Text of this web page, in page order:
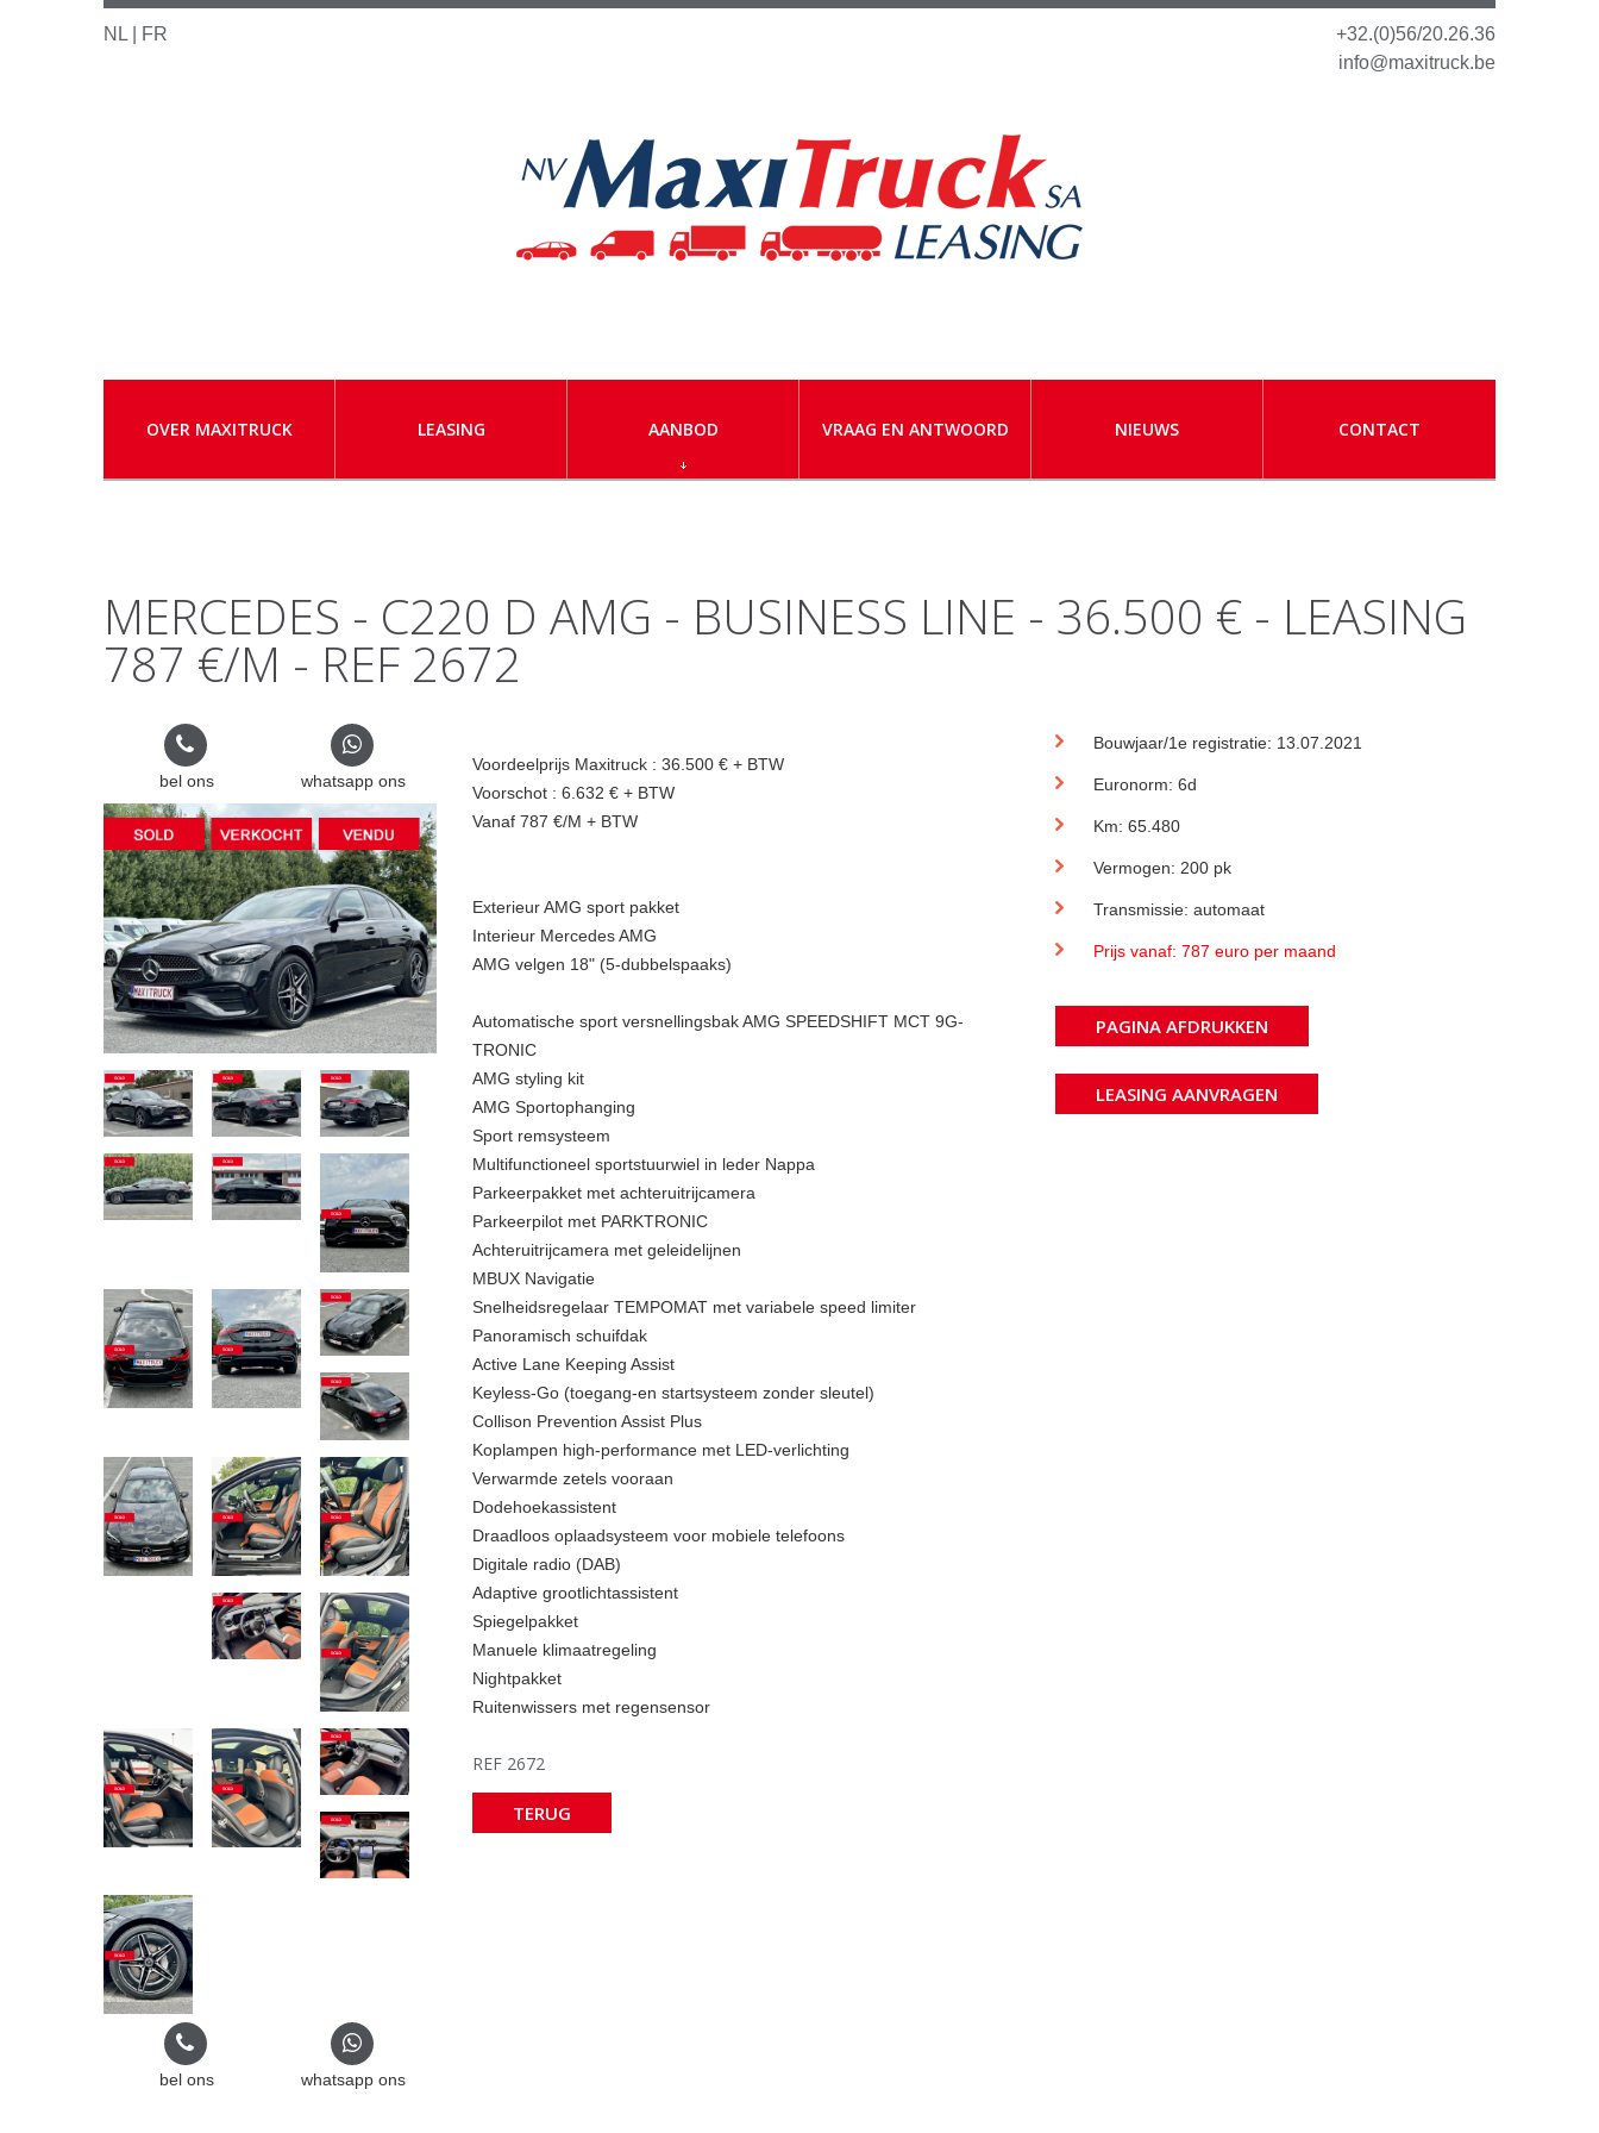
+32.(0)56/20.26.36
info@maxitruck.be
NL | FR
OVER MAXITRUCK LEASING AANBOD VRAAG EN ANTWOORD NIEUWS CONTACT
MERCEDES - C220 D AMG - BUSINESS LINE - 36.500 € - LEASING
787 €/M - REF 2672
bel ons whatsapp ons
bel ons whatsapp ons
Voordeelprijs Maxitruck : 36.500 € + BTW
Voorschot : 6.632 € + BTW
Vanaf 787 €/M + BTW
Exterieur AMG sport pakket
Interieur Mercedes AMG
AMG velgen 18" (5-dubbelspaaks)
Automatische sport versnellingsbak AMG SPEEDSHIFT MCT 9G-
TRONIC
AMG styling kit
AMG Sportophanging
Sport remsysteem
Multifunctioneel sportstuurwiel in leder Nappa
Parkeerpakket met achteruitrijcamera
Parkeerpilot met PARKTRONIC
Achteruitrijcamera met geleidelijnen
MBUX Navigatie
Snelheidsregelaar TEMPOMAT met variabele speed limiter
Panoramisch schuifdak
Active Lane Keeping Assist
Keyless-Go (toegang-en startsysteem zonder sleutel)
Collison Prevention Assist Plus
Koplampen high-performance met LED-verlichting
Verwarmde zetels vooraan
Dodehoekassistent
Draadloos oplaadsysteem voor mobiele telefoons
Digitale radio (DAB)
Adaptive grootlichtassistent
Spiegelpakket
Manuele klimaatregeling
Nightpakket
Ruitenwissers met regensensor
REF 2672
TERUG
Bouwjaar/1e registratie: 13.07.2021
Euronorm: 6d
Km: 65.480
Vermogen: 200 pk
Transmissie: automaat
Prijs vanaf: 787 euro per maand
PAGINA AFDRUKKEN
LEASING AANVRAGEN